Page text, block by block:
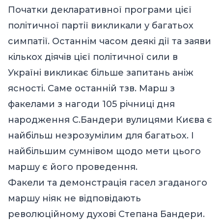
Початки декларативної програми цієї
політичної партії викликали у багатьох
симпатії. Останнім часом деякі дії та заяви
кількох діячів цієї політичної сили в
Україні викликає більше запитань аніж
ясності. Саме останній тзв. Марш з
факелами з нагоди 105 річниці дня
народження С.Бандери вулицями Києва є
найбільш незрозумілим для багатьох. І
найбільшим сумнівом щодо мети цього
маршу є його проведення.
Факели та демонстрація гасел згаданого
маршу ніяк не відповідають
революційному духові Степана Бандери.